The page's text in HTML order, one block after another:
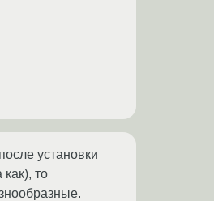
установки
то